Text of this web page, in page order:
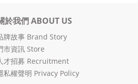
於我們 ABOUT US
牌故事 Brand Story
市資訊 Store
才招募 Recruitment
私權聲明 Privacy Policy